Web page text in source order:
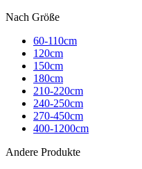
Nach Größe
60-110cm
120cm
150cm
180cm
210-220cm
240-250cm
270-450cm
400-1200cm
Andere Produkte